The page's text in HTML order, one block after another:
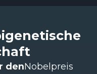
denNobelpreis